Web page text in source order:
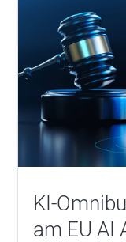
KI-
am EU AI